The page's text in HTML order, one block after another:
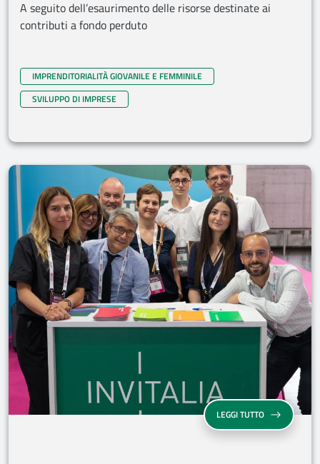
A seguito dell’esaurimento delle risorse destinate ai
contributi a fondo perduto
IMPRENDITORIALITÀ GIOVANILE E FEMMINILE
SVILUPPO DI IMPRESE
LEGGI TUTTO